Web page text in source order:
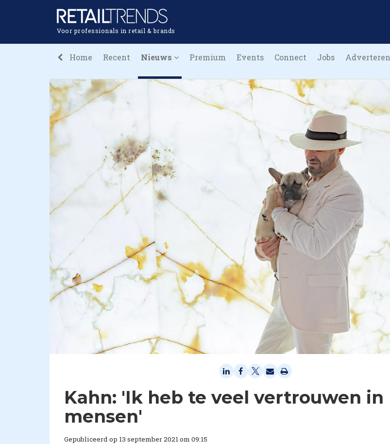
Voor professionals in retail & brands
Home Recent Nieuws Premium Events Connect Jobs Adverteren
Kahn: 'Ik heb te veel vertrouwen in
mensen'
Gepubliceerd op 13 september 2021 om 09:15